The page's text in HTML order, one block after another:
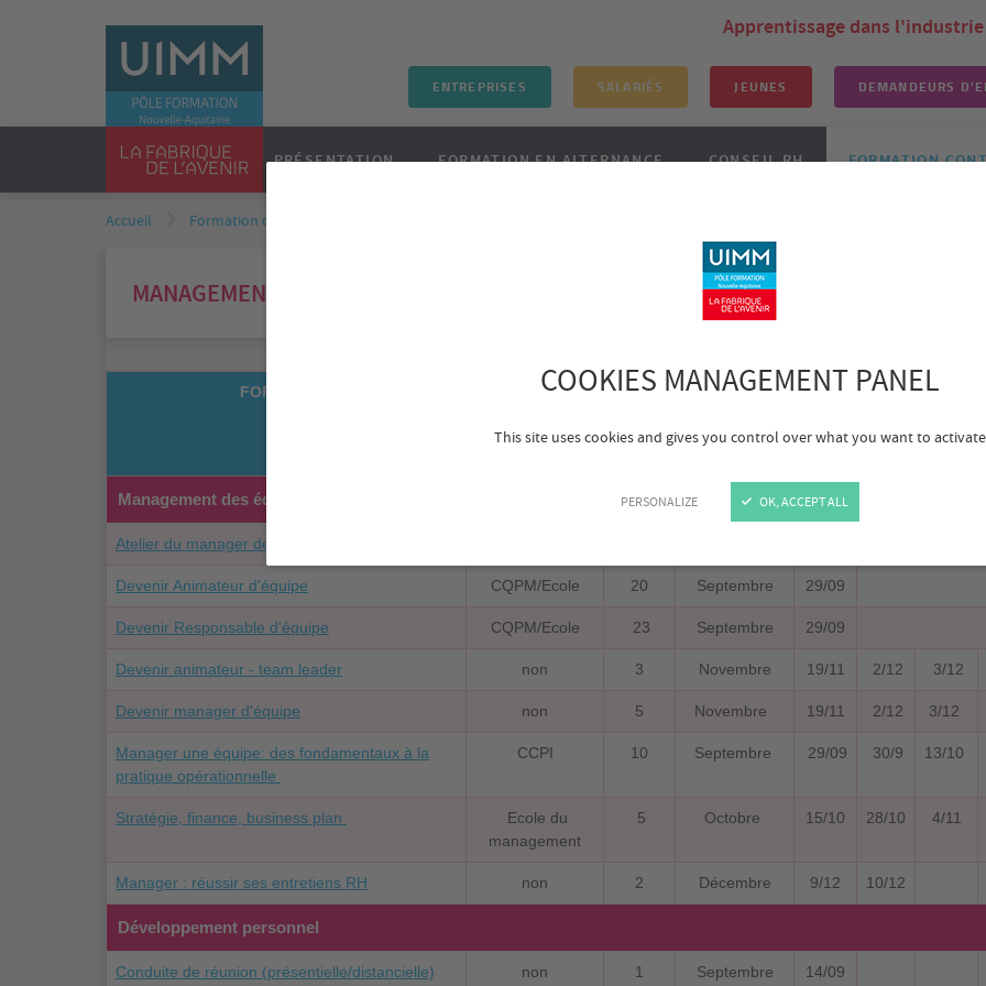
COOKIES MANAGEMENT PANEL
This site uses cookies and gives you control over what you want to activate
PERSONALIZE OK, ACCEPT ALL
PRÉSENTATION FORMATION EN ALTERNANCE CONSEIL RH FORMATION
ENTREPRISES SALARIÉS JEUNES DEMANDEURS
Apprentissage dans l'industrie
Accueil Formation continue
MANAGEMENT & RESSOURCES HUMAINES - site de Bruges
FORMATION CERTIFICATION
DURÉE
JOURS
MOIS DE
Management des équipes
Atelier du manager de proximité
Devenir Animateur d'équipe CQPM/Ecole 20 Septembre 29/09
Devenir Responsable d'équipe CQPM/Ecole 23 Septembre 29/09
Devenir animateur - team leader non 3 Novembre 19/11 2/12 3/12
Devenir manager d'équipe non 5 Novembre 19/11 2/12 3/12
Manager une équipe: des fondamentaux à la
pratique opérationnelle
CCPI 10 Septembre 29/09 30/9 13/10
Stratégie, finance, business plan
Ecole du
management
5 Octobre 15/10 28/10 4/11
Manager : réussir ses entretiens RH non 2 Décembre 9/12 10/12
Développement personnel
Conduite de réunion (présentielle/distancielle) non 1 Septembre 14/09